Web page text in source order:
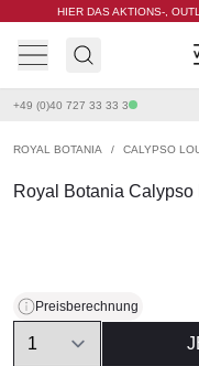
HIER DAS AKTIONS-,
+49 (0)40 727 33 33 3
ROYAL BOTANIA / CALYPSO
Royal Botania Calypso
Preisberechnung
Quantity